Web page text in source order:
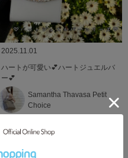
2025.11.01
ハートが可愛い💕ハートジュエルバ
ー💕
Samantha Thavasa Petit
Choice